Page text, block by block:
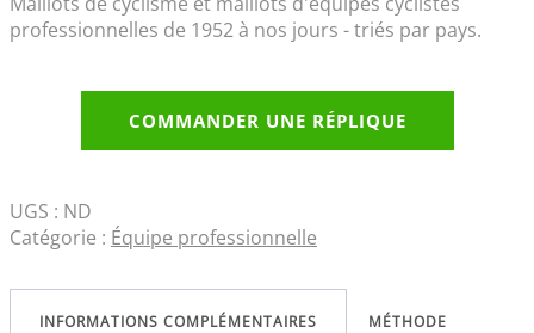
professionnelles de 1952 à nos jours - triés par pays.
COMMANDER UNE RÉPLIQUE
UGS : ND
Catégorie : Équipe professionnelle
INFORMATIONS COMPLÉMENTAIRES MÉTHODE